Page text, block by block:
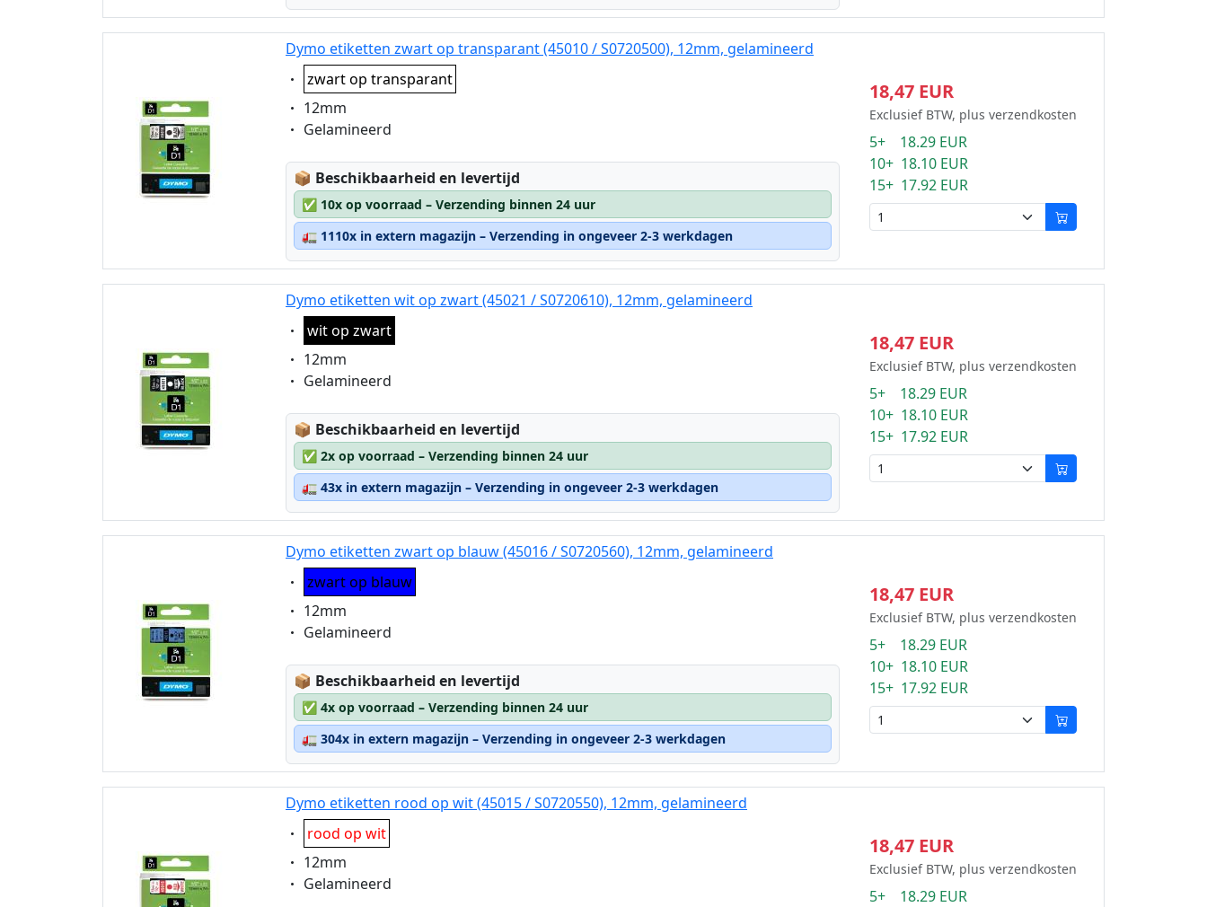
Dymo etiketten zwart op transparant (45010 / S0720500), 12mm, gelamineerd
Eigenschaft:
zwart op transparant
Eigenschaft:
12mm
Eigenschaft:
Gelamineerd
📦 Lagerstatus:
Beschikbaarheid en levertijd
✅ 10x op voorraad – Verzending binnen 24 uur
🚛 1110x in extern magazijn – Verzending in ongeveer 2-3 werkdagen
18,47 EUR
Exclusief BTW, plus verzendkosten
5+ 18.29 EUR
10+ 18.10 EUR
15+ 17.92 EUR
Dymo etiketten wit op zwart (45021 / S0720610), 12mm, gelamineerd
Eigenschaft:
wit op zwart
Eigenschaft:
12mm
Eigenschaft:
Gelamineerd
📦 Lagerstatus:
Beschikbaarheid en levertijd
✅ 2x op voorraad – Verzending binnen 24 uur
🚛 43x in extern magazijn – Verzending in ongeveer 2-3 werkdagen
18,47 EUR
Exclusief BTW, plus verzendkosten
5+ 18.29 EUR
10+ 18.10 EUR
15+ 17.92 EUR
Dymo etiketten zwart op blauw (45016 / S0720560), 12mm, gelamineerd
Eigenschaft:
zwart op blauw
Eigenschaft:
12mm
Eigenschaft:
Gelamineerd
📦 Lagerstatus:
Beschikbaarheid en levertijd
✅ 4x op voorraad – Verzending binnen 24 uur
🚛 304x in extern magazijn – Verzending in ongeveer 2-3 werkdagen
18,47 EUR
Exclusief BTW, plus verzendkosten
5+ 18.29 EUR
10+ 18.10 EUR
15+ 17.92 EUR
Dymo etiketten rood op wit (45015 / S0720550), 12mm, gelamineerd
Eigenschaft:
rood op wit
Eigenschaft:
12mm
Eigenschaft:
Gelamineerd
18,47 EUR
Exclusief BTW, plus verzendkosten
5+ 18.29 EUR